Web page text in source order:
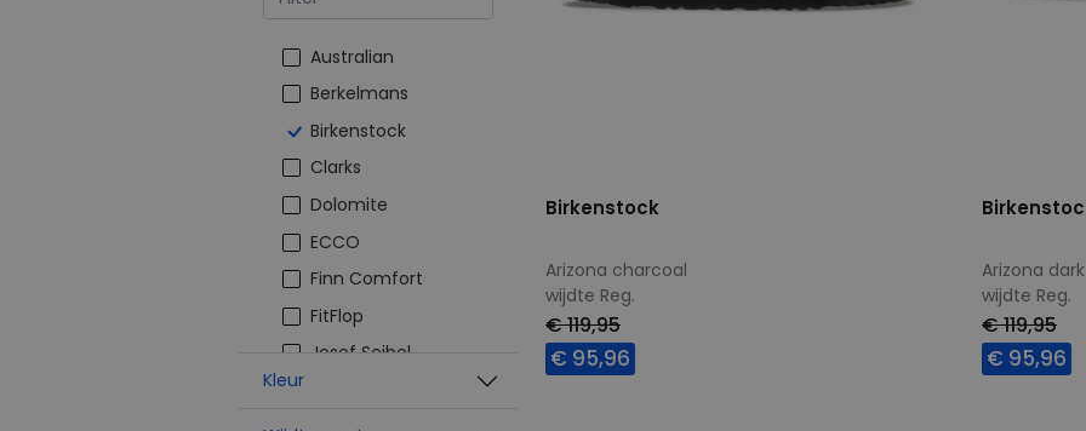
Australian
Berkelmans
Birkenstock
Clarks
Dolomite
ECCO
Finn Comfort
FitFlop
Josef Seibel
Kleur
Birkenstock
Arizona charcoal
wijdte Reg.
€ 119,95
€ 95,96
Arizona
wijdte Reg.
€ 119,95
€ 95,96